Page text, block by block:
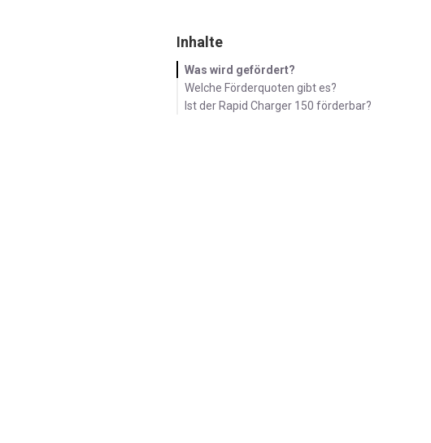
Inhalte
Was wird gefördert?
Welche Förderquoten gibt es?
Ist der Rapid Charger 150 förderbar?